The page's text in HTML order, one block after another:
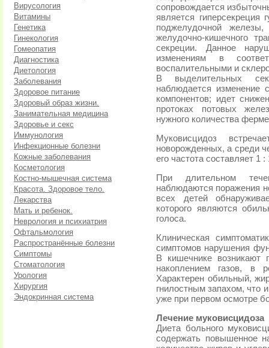
Вирусология
Витамины
Генетика
Гинекология
Гомеопатия
Диагностика
Диетология
Заболевания
Здоровое питание
Здоровый образ жизни.
Занимательная медицина
Здоровье и секс
Иммунология
Инфекционные болезни
Кожные заболевания
Косметология
Костно-мышечная система
Красота. Здоровое тело.
Лекарства
Мать и ребенок.
Неврология и психиатрия
Офтальмология
Распространённые болезни
Симптомы
Стоматология
Урология
Хирургия
Эндокринная система
сопровождается
является гиперсекреция
поджелудочной железы,
желудочно-кишечного
секреции. Данное
изменениям в
воспалительными и
В выделительных
наблюдается изменение
компонентов; идет
протоках потовых
нужного количества
Муковисцидоз
новорожденных, а среди
его частота составляет 1 :
При длительном
наблюдаются поражения
всех детей
которого являются
голоса.
Клиническая
симптомов нарушения
В кишечнике возникают
накоплением газов, в
Характерен обильный,
гнилостным запахом, что
уже при первом осмотре
Лечение муковисцидоза
Диета больного
содержать повышенное